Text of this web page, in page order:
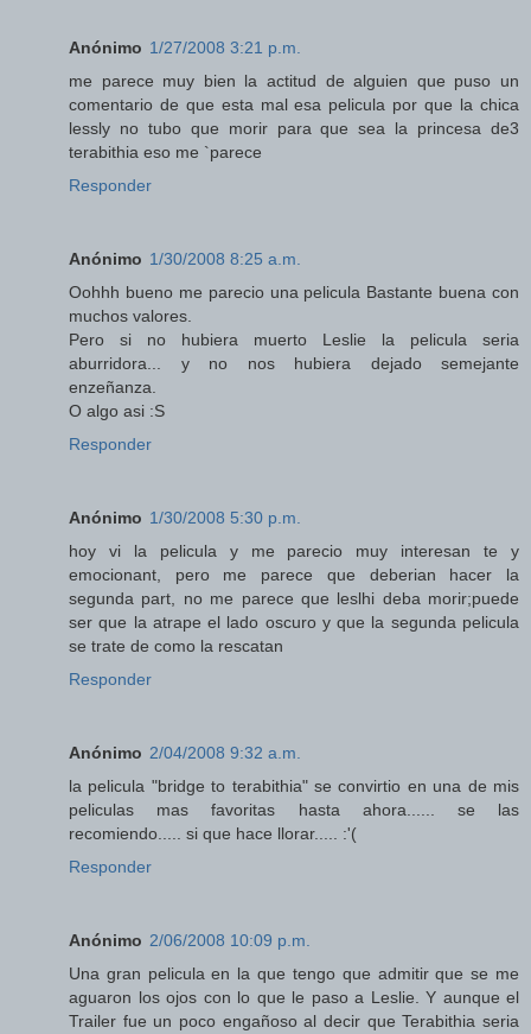
Anónimo 1/27/2008 3:21 p.m.
me parece muy bien la actitud de alguien que puso un
comentario de que esta mal esa pelicula por que la chica
lessly no tubo que morir para que sea la princesa de3
terabithia eso me `parece
Responder
Anónimo 1/30/2008 8:25 a.m.
Oohhh bueno me parecio una pelicula Bastante buena con
muchos valores.
Pero si no hubiera muerto Leslie la pelicula seria
aburridora... y no nos hubiera dejado semejante
enzeñanza.
O algo asi :S
Responder
Anónimo 1/30/2008 5:30 p.m.
hoy vi la pelicula y me parecio muy interesan te y
emocionant, pero me parece que deberian hacer la
segunda part, no me parece que leslhi deba morir;puede
ser que la atrape el lado oscuro y que la segunda pelicula
se trate de como la rescatan
Responder
Anónimo 2/04/2008 9:32 a.m.
la pelicula "bridge to terabithia" se convirtio en una de mis
peliculas mas favoritas hasta ahora...... se las
recomiendo..... si que hace llorar..... :'(
Responder
Anónimo 2/06/2008 10:09 p.m.
Una gran pelicula en la que tengo que admitir que se me
aguaron los ojos con lo que le paso a Leslie. Y aunque el
Trailer fue un poco engañoso al decir que Terabithia seria